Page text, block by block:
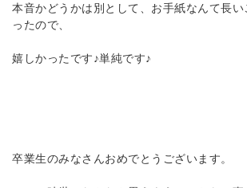
本音かどうかは別として、お手紙なんて長
ったので、
嬉しかったです♪単純です♪
卒業生のみなさんおめでとうございます。